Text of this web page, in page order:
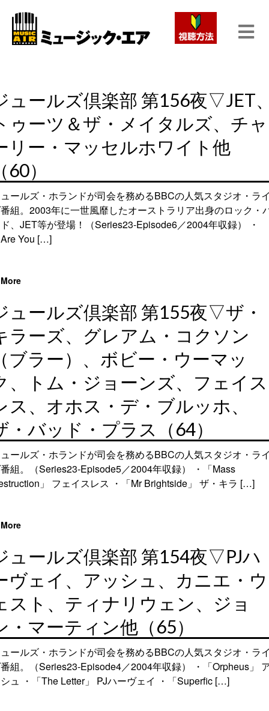
ュールズ倶楽部 第156夜▽JET
ゥーツ＆ザ・メイタルズ、チャ
リー・マッセルホワイト他
60）
ールズ・ホランドが司会を務めるBBCの人気スタジオ・ラ
組。2003年に一世風靡したオーストラリア出身のロック・
、JET等が登場！（Series23-Episode6／2004年収録） ・
You […]
More
ュールズ倶楽部 第155夜▽ザ・
ラーズ、グレアム・コクソン
ブラー）、ボビー・ウーマッ
、トム・ジョーンズ、フェイス
ス、オホス・デ・ブルッホ、
・バッド・プラス（64）
ールズ・ホランドが司会を務めるBBCの人気スタジオ・ラ
組。（Series23-Episode5／2004年収録） ・「Mass
」 フェイスレス ・「Mr Brightside」 ザ・キラ […]
More
ュールズ倶楽部 第154夜▽PJハ
ヴェイ、アッシュ、カニエ・ウ
スト、ティナリウェン、ジョ
・マーティン他（65）
ールズ・ホランドが司会を務めるBBCの人気スタジオ・ラ
組。（Series23-Episode4／2004年収録） ・「Orpheus」
ュ ・「The Letter」 PJハーヴェイ ・「Superfic […]